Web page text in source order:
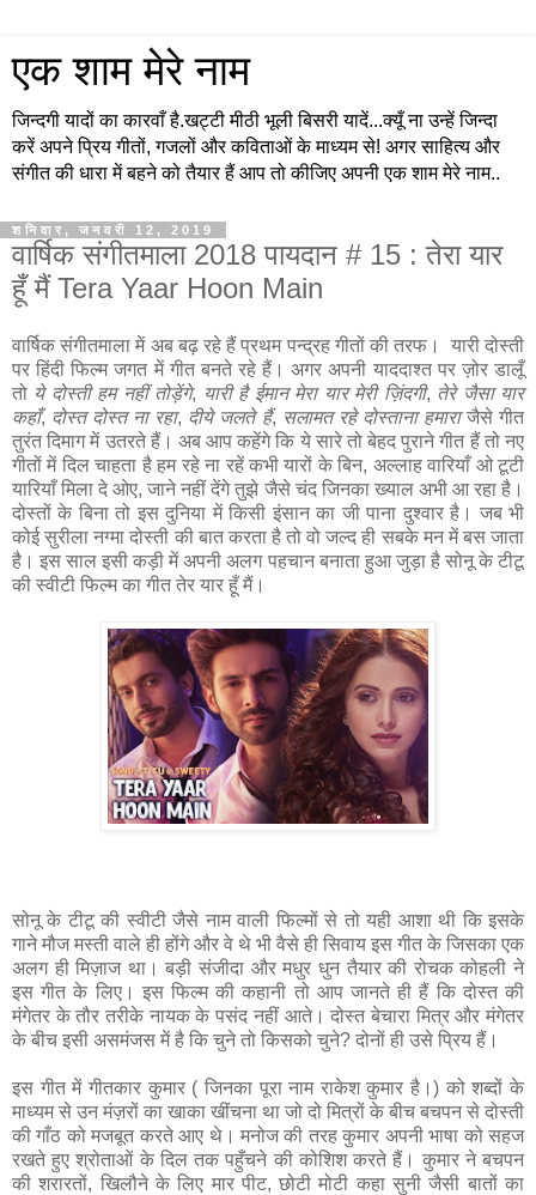
एक शाम मेरे नाम
जिन्दगी यादों का कारवाँ है.खट्टी मीठी भूली बिसरी यादें...क्यूँ ना उन्हें जिन्दा
करें अपने प्रिय गीतों, गजलों और कविताओं के माध्यम से! अगर साहित्य और
संगीत की धारा में बहने को तैयार हैं आप तो कीजिए अपनी एक शाम मेरे नाम..
शनिवार, जनवरी 12, 2019
वार्षिक संगीतमाला 2018 पायदान # 15 : तेरा यार
हूँ मैं Tera Yaar Hoon Main
वार्षिक संगीतमाला में अब बढ़ रहे हैं प्रथम पन्द्रह गीतों की तरफ। यारी दोस्ती
पर हिंदी फिल्म जगत में गीत बनते रहे हैं। अगर अपनी याददाश्त पर ज़ोर डालूँ
तो ये दोस्ती हम नहीं तोड़ेंगे, यारी है ईमान मेरा यार मेरी ज़िंदगी, तेरे जैसा यार
कहाँ, दोस्त दोस्त ना रहा, दीये जलते हैं, सलामत रहे दोस्ताना हमाराजैसे गीत
तुरंत दिमाग में उतरते हैं। अब आप कहेंगे कि ये सारे तो बेहद पुराने गीत हैं तो नए
गीतों में दिल चाहता है हम रहे ना रहें कभी यारों के बिन, अल्लाह वारियाँ ओ टूटी
यारियाँ मिला दे ओए, जाने नहीं देंगे तुझे जैसे चंद जिनका ख्याल अभी आ रहा है।
दोस्तों के बिना तो इस दुनिया में किसी इंसान का जी पाना दुश्वार है। जब भी
कोई सुरीला नग्मा दोस्ती की बात करता है तो वो जल्द ही सबके मन में बस जाता
है। इस साल इसी कड़ी में अपनी अलग पहचान बनाता हुआ जुड़ा है सोनू के टीटू
की स्वीटी फिल्म का गीत तेर यार हूँ मैं।
सोनू के टीटू की स्वीटी जैसे नाम वाली फिल्मों से तो यही आशा थी कि इसके
गाने मौज मस्ती वाले ही होंगे और वे थे भी वैसे ही सिवाय इस गीत के जिसका एक
अलग ही मिज़ाज था। बड़ी संजीदा और मधुर धुन तैयार की रोचक कोहली ने
इस गीत के लिए। इस फिल्म की कहानी तो आप जानते ही हैं कि दोस्त की
मंगेतर के तौर तरीके नायक के पसंद नहीं आते। दोस्त बेचारा मित्र और मंगेतर
के बीच इसी असमंजस में है कि चुने तो किसको चुने? दोनों ही उसे प्रिय हैं।
इस गीत में गीतकार कुमार ( जिनका पूरा नाम राकेश कुमार है।) को शब्दों के
माध्यम से उन मंज़रों का खाका खींचना था जो दो मित्रों के बीच बचपन से दोस्ती
की गाँठ को मजबूत करते आए थे। मनोज की तरह कुमार अपनी भाषा को सहज
रखते हुए श्रोताओं के दिल तक पहुँचने की कोशिश करते हैं। कुमार ने बचपन
की शरारतों, खिलौने के लिए मार पीट, छोटी मोटी कहा सुनी जैसी बातों का